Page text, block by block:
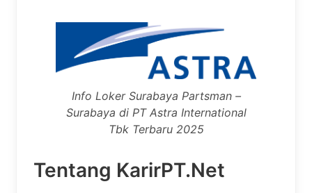
Info Loker Surabaya Partsman –
Surabaya di PT Astra International
Tbk Terbaru 2025
Tentang KarirPT.Net